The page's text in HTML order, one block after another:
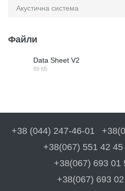
Акустична система
Файли
Data Sheet V2
89 КБ
+38 (044) 247-46-01
+38(067) 551 42
+38(067) 693 01
+38(067) 693